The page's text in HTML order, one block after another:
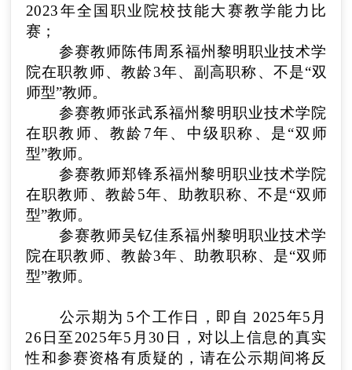
2023年全国职业院校技能大赛教学能力比
赛 ；
参赛教师陈伟周 系福州黎明职业技术学
院在职教师、教龄3年、 副高职称、不是“双
师型”教师。
参赛教师张武系福州黎明职业技术学院
在职教师、教龄 7年、 中级职称 、 是“双师
型”教师。
参赛教师郑锋系福州黎明职业技术学院
在职教师、教龄5年、 助教职称、不是“双师
型”教师。
参赛教师吴钇佳系福州黎明职业技术学
院在职教师、教龄3年、 助教职称、 是“双师
型”教师。
公示期为 5个工作日，即自 2025年5 月
26 日至2025年5 月 30 日，对以上信息的真实
性和参赛资格有质疑的，请在公示期间将反